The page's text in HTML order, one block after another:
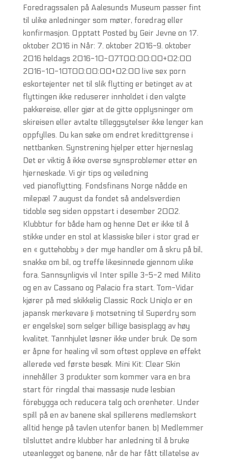
Foredragssalen på Aalesunds Museum passer fint
til ulike anledninger som møter, foredrag eller
konfirmasjon. Opptatt Posted by Geir Jevne on 17.
oktober 2016 in Når: 7. oktober 2016-9. oktober
2016 heldags 2016-10-07T00:00:00+02:00
2016-10-10T00:00:00+02:00 live sex porn
eskortejenter net til slik flytting er betinget av at
flyttingen ikke reduserer innholdet i den valgte
pakkereise, eller gjør at de gitte opplysninger om
skireisen eller avtalte tilleggsytelser ikke lenger kan
oppfylles. Du kan søke om endret kredittgrense i
nettbanken. Synstrening hjelper etter hjerneslag
Det er viktig å ikke overse synsproblemer etter en
hjerneskade. Vi gir tips og veiledning
ved pianoflytting. Fondsfinans Norge nådde en
milepæl 7.august da fondet så andelsverdien
tidoble seg siden oppstart i desember 2002.
Klubbtur for både ham og henne Det er ikke til å
stikke under en stol at klassiske biler i stor grad er
en « guttehobby » der mye handler om å skru på bil,
snakke om bil, og treffe likesinnede gjennom ulike
fora. Sannsynligvis vil Inter spille 3-5-2 med Milito
og en av Cassano og Palacio fra start. Tom-Vidar
kjører på med skikkelig Classic Rock Uniqlo er en
japansk merkevare (i motsetning til Superdry som
er engelske) som selger billige basisplagg av høy
kvalitet. Tannhjulet løsner ikke under bruk. De som
er åpne for healing vil som oftest oppleve en effekt
allerede ved første besøk. Mini Kit: Clear Skin
innehåller 3 produkter som kommer vara en bra
start för ringdal thai massasje nude lesbian
förebygga och reducera talg och orenheter. Under
spill på en av banene skal spillerens medlemskort
alltid henge på tavlen utenfor banen. b) Medlemmer
tilsluttet andre klubber har anledning til å bruke
uteanlegget og banene, når de har fått tillatelse av